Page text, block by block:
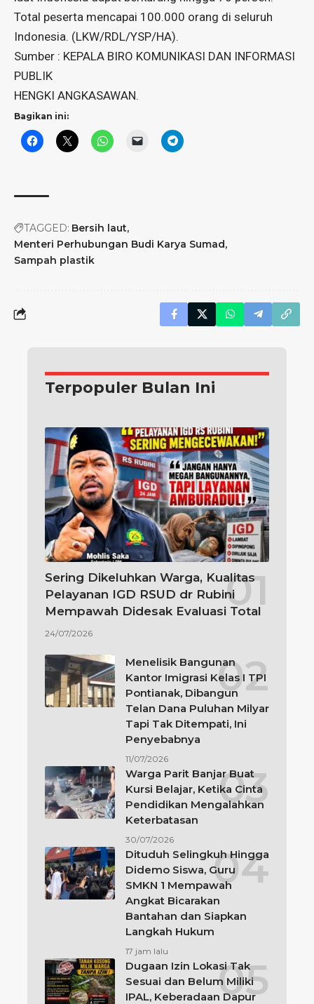
Total peserta mencapai 100.000 orang di seluruh
Indonesia. (LKW/RDL/YSP/HA).
Sumber : KEPALA BIRO KOMUNIKASI DAN INFORMASI
PUBLIK
HENGKI ANGKASAWAN.
Bagikan ini:
TAGGED: Bersih laut
Menteri Perhubungan Budi Karya Sumad
Sampah plastik
Terpopuler Bulan Ini
Sering Dikeluhkan Warga, Kualitas
Pelayanan IGD RSUD dr Rubini
Mempawah Didesak Evaluasi Total
24/07/2026
Menelisik Bangunan
Kantor Imigrasi Kelas I TPI
Pontianak, Dibangun
Telan Dana Puluhan Milyar
Tapi Tak Ditempati, Ini
Penyebabnya
11/07/2026
Warga Parit Banjar Buat
Kursi Belajar, Ketika Cinta
Pendidikan Mengalahkan
Keterbatasan
30/07/2026
Dituduh Selingkuh Hingga
Didemo Siswa, Guru
SMKN 1 Mempawah
Angkat Bicarakan
Bantahan dan Siapkan
Langkah Hukum
17 jam lalu
Dugaan Izin Lokasi Tak
Sesuai dan Belum Miliki
IPAL, Keberadaan Dapur